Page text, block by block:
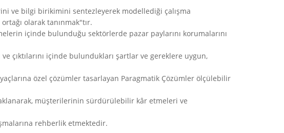
ve bilgi birikimini sentezleyerek modellediği çalışma
olarak tanınmak"tır.
içinde bulunduğu sektörlerde pazar paylarını korumalarını
çıktılarını içinde bulundukları şartlar ve gereklere uygun,
özel çözümler tasarlayan Paragmatik Çözümler ölçülebilir
müşterilerinin sürdürülebilir kâr etmeleri ve
rehberlik etmektedir.